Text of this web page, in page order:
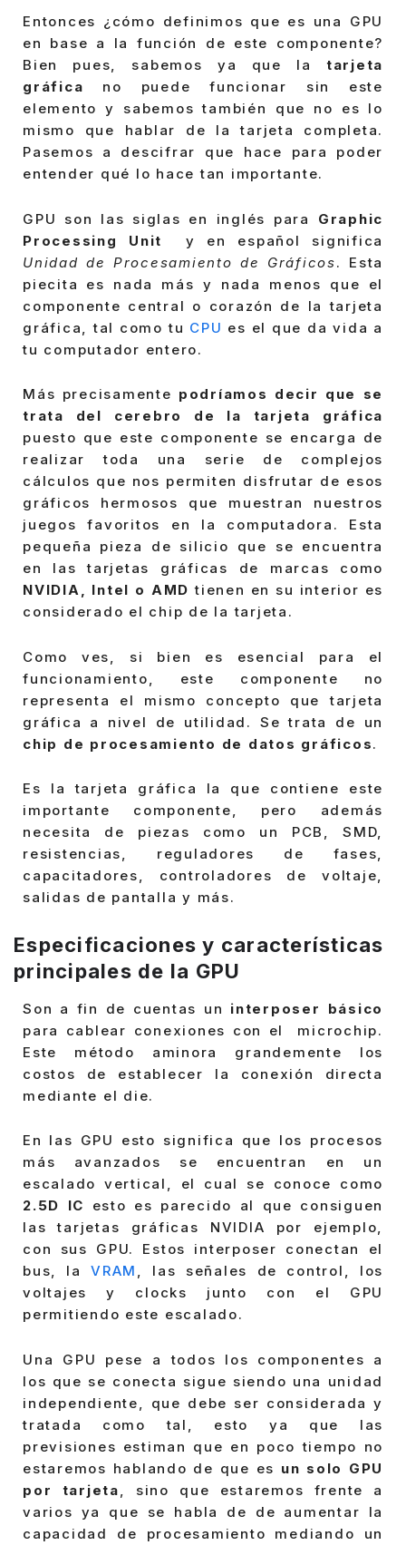
Entonces ¿cómo definimos que es una GPU
en base a la función de este componente?
Bien pues, sabemos ya que la tarjeta
gráfica no puede funcionar sin este
elemento y sabemos también que no es lo
mismo que hablar de la tarjeta completa.
Pasemos a descifrar que hace para poder
entender qué lo hace tan importante.
GPU son las siglas en inglés para Graphic
Processing Unit
y en español significa
Unidad de Procesamiento de Gráficos. Esta
piecita es nada más y nada menos que el
componente central o corazón de la tarjeta
gráfica, tal como tu CPU es el que da vida a
tu computador entero.
Más precisamente podríamos decir que se
trata del cerebro de la tarjeta gráfica
puesto que este componente se encarga de
realizar toda una serie de complejos
cálculos que nos permiten disfrutar de esos
gráficos hermosos que muestran nuestros
juegos favoritos en la computadora. Esta
pequeña pieza de silicio que se encuentra
en las tarjetas gráficas de marcas como
NVIDIA, Intel o AMD tienen en su interior es
considerado el chip de la tarjeta.
Como ves, si bien es esencial para el
funcionamiento, este componente no
representa el mismo concepto que tarjeta
gráfica a nivel de utilidad. Se trata de un
chip de procesamiento de datos gráficos.
Es la tarjeta gráfica la que contiene este
importante componente, pero además
necesita de piezas como un PCB, SMD,
resistencias, reguladores de fases,
capacitadores, controladores de voltaje,
salidas de pantalla y más.
Especificaciones y características
principales de la GPU
Son a fin de cuentas un interposer básico
para cablear conexiones con el microchip.
Este método aminora grandemente los
costos de establecer la conexión directa
mediante el die.
En las GPU esto significa que los procesos
más avanzados se encuentran en un
escalado vertical, el cual se conoce como
2.5D IC esto es parecido al que consiguen
las tarjetas gráficas NVIDIA por ejemplo,
con sus GPU. Estos interposer conectan el
bus, laVRAM , las señales de control, los
voltajes y clocks junto con el GPU
permitiendo este escalado.
Una GPU pese a todos los componentes a
los que se conecta sigue siendo una unidad
independiente, que debe ser considerada y
tratada como tal, esto ya que las
previsiones estiman que en poco tiempo no
estaremos hablando de que es un solo GPU
por tarjeta, sino que estaremos frente a
varios ya que se habla de de aumentar la
capacidad de procesamiento mediando un